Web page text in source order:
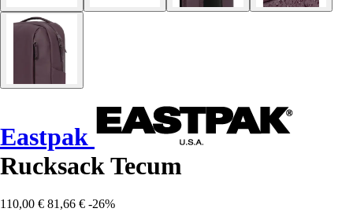
Eastpak
Rucksack Tecum
110,00 € 81,66 € -26%